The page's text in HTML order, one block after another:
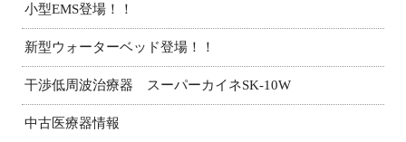
小型EMS登場！！
新型ウォーターベッド登場！！
干渉低周波治療器 スーパーカイネSK-10W
中古医療器情報